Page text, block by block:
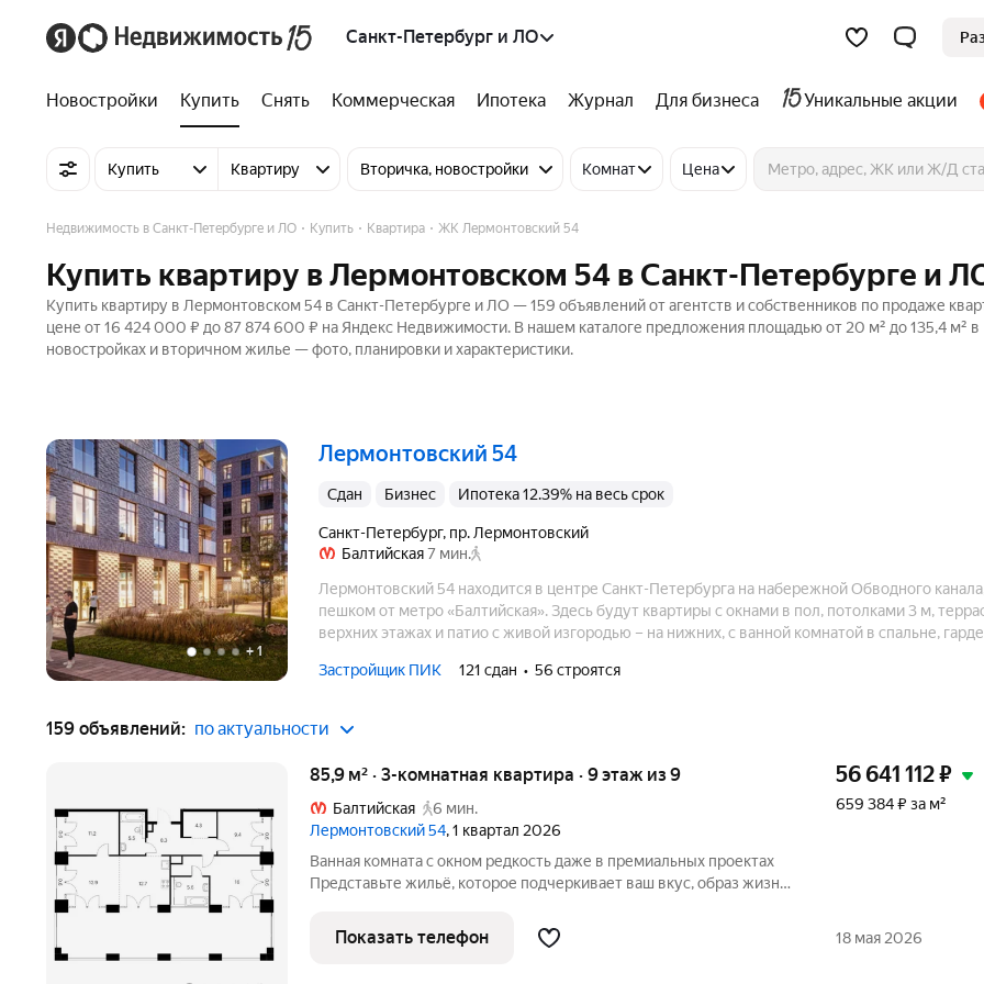
Санкт-Петербург и ЛО
Новостройки Купить Снять Коммерческая Ипотека Журнал Для бизнеса Уникальные акции
Купить Квартиру Вторичка, новостройки Комнат Цена
Недвижимость в Санкт-Петербурге и ЛО Купить Квартира ЖК Лермонтовский 54
Купить квартиру в Лермонтовском 54 в Санкт-Петербурге и
Купить квартиру в Лермонтовском 54 в Санкт-Петербурге и ЛО — 159 объявлений от агентств и собственников по продаже
цене от 16 424 000 ₽ до 87 874 600 ₽ на Яндекс Недвижимости. В нашем каталоге предложения площадью от 20 м² до 135,4 м² в
новостройках и вторичном жилье — фото, планировки и характеристики.
Лермонтовский 54
Сдан бизнес Ипотека 12.39% на весь срок
Балтийская7 мин.
Санкт-Петербург, пр. Лермонтовский
Лермонтовский 54 находится в центре Санкт-Петербурга на набережной Обводного
пешком от метро «Балтийская». Здесь будут квартиры с окнами в пол, потолками 3 м,
верхних этажах и патио с живой изгородью – на нижних, с ванной комнатой в спальне,
детскими площадками и местами для отдыха, а на подземном этаже — паркинг с удобной
Застройщик ПИК 121 сдан 56 строятся
+1
159 объявлений: по актуальности
85,9 м² · 3-комнатная квартира · 9 этаж из 9
Балтийская
6 мин.
Лермонтовский 54, 1 квартал 2026
Ванная комната с окном редкость даже в премиальных проектах
Представьте жильё, которое подчеркивает ваш вкус, образ жизни
центре Петербурга это формат, который выбирают не случайно, а
56 641 112₽
659 384 ₽ за м²
Показать телефон 18 мая 2026